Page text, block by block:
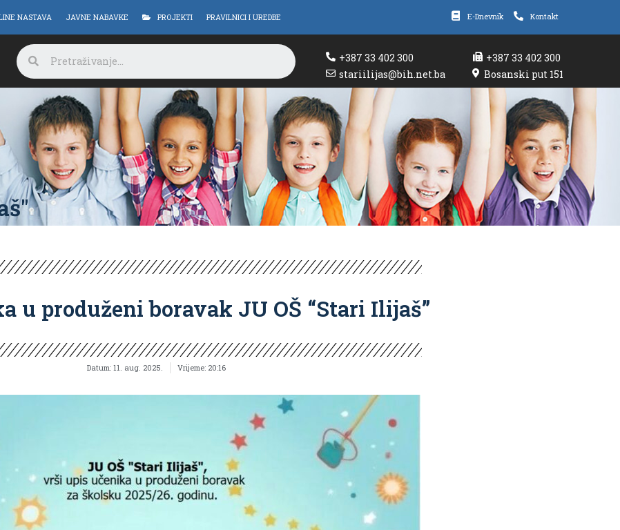
NASTAVA JAVNE NABAVKE PROJEKTI PRAVILNICI I UREDBE E-Dnevnik Kontakt
+387 33 402 300
+387 33 402 300
stariilijas@bih.net.ba
Bosanski put 151
u produženi boravak JU OŠ “Stari Ilijaš”
Datum: 11. aug. 2025. Vrijeme: 20:16